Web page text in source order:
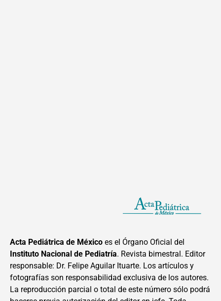
Acta Pediátrica de México es el Órgano Oficial del
Instituto Nacional de Pediatría. Revista bimestral. Editor
responsable: Dr. Felipe Aguilar Ituarte. Los artículos y
fotografías son responsabilidad exclusiva de los autores.
La reproducción parcial o total de este número sólo podrá